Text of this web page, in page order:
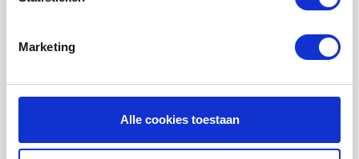
Marketing
Alle cookies toestaan
Mijn account
Mijn bestellingen